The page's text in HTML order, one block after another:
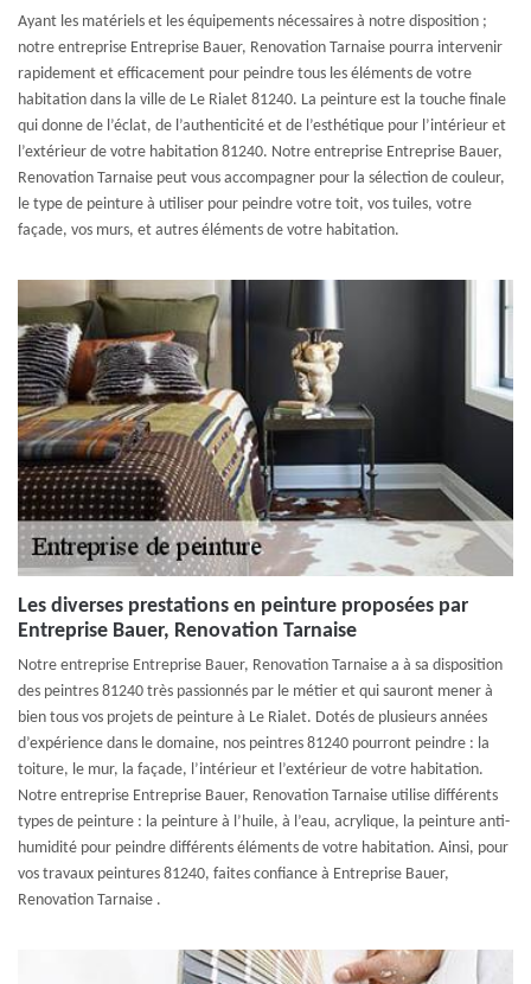
Ayant les matériels et les équipements nécessaires à notre disposition ;
notre entreprise Entreprise Bauer, Renovation Tarnaise pourra intervenir
rapidement et efficacement pour peindre tous les éléments de votre
habitation dans la ville de Le Rialet 81240. La peinture est la touche finale
qui donne de l’éclat, de l’authenticité et de l’esthétique pour l’intérieur et
l’extérieur de votre habitation 81240. Notre entreprise Entreprise Bauer,
Renovation Tarnaise peut vous accompagner pour la sélection de couleur,
le type de peinture à utiliser pour peindre votre toit, vos tuiles, votre
façade, vos murs, et autres éléments de votre habitation.
Les diverses prestations en peinture proposées par
Entreprise Bauer, Renovation Tarnaise
Notre entreprise Entreprise Bauer, Renovation Tarnaise a à sa disposition
des peintres 81240 très passionnés par le métier et qui sauront mener à
bien tous vos projets de peinture à Le Rialet. Dotés de plusieurs années
d’expérience dans le domaine, nos peintres 81240 pourront peindre : la
toiture, le mur, la façade, l’intérieur et l’extérieur de votre habitation.
Notre entreprise Entreprise Bauer, Renovation Tarnaise utilise différents
types de peinture : la peinture à l’huile, à l’eau, acrylique, la peinture anti-
humidité pour peindre différents éléments de votre habitation. Ainsi, pour
vos travaux peintures 81240, faites confiance à Entreprise Bauer,
Renovation Tarnaise .